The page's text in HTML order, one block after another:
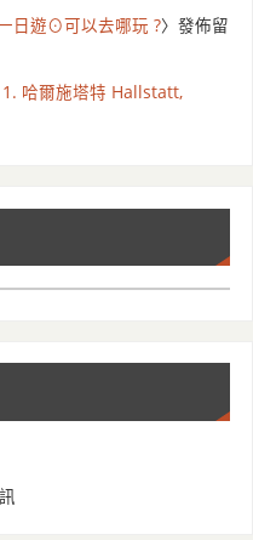
日遊⊙可以去哪玩 ?〉發佈留
哈爾施塔特 Hallstatt,